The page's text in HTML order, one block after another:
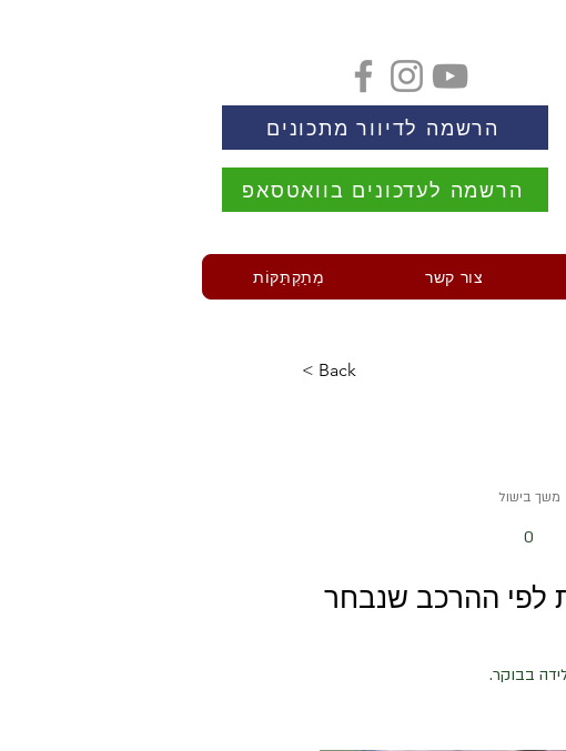
הרשמה לדיוור מתכונים
הרשמה לעדכונים בוואטסאפ
צור קשר מְתַקְתַּקּוֹת
< Back
משך בישול
0
לפי ההרכב שנבחר
בבוקר.